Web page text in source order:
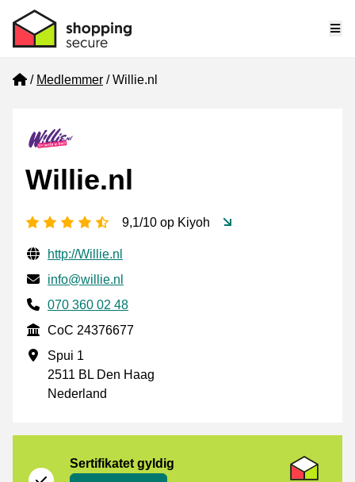
Home
Medlemmer Willie.nl
Willie.nl
[_General:NumberOfStarsPluralFormat]
9,1/10 op Kiyoh
Verifisert kontaktinformasjon
Website URL
http://Willie.nl
E-post
info@willie.nl
Phone number
070 360 02 48
CoC
CoC 24376677
Forretningsadresse
Spui 1
2511 BL Den Haag
Nederland
Sertifikatet gyldig